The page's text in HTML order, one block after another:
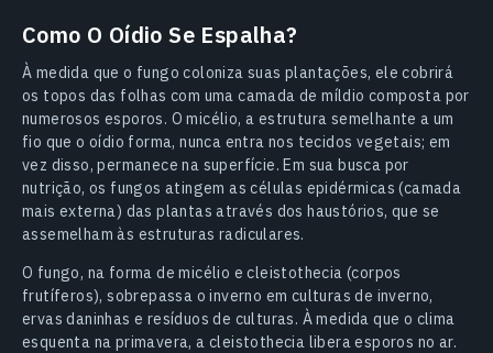
Como O Oídio Se Espalha?
À medida que o fungo coloniza suas plantações, ele cobrirá
os topos das folhas com uma camada de míldio composta por
numerosos esporos. O micélio, a estrutura semelhante a um
fio que o oídio forma, nunca entra nos tecidos vegetais; em
vez disso, permanece na superfície. Em sua busca por
nutrição, os fungos atingem as células epidérmicas (camada
mais externa) das plantas através dos haustórios, que se
assemelham às estruturas radiculares.
O fungo, na forma de micélio e cleistothecia (corpos
frutíferos), sobrepassa o inverno em culturas de inverno,
ervas daninhas e resíduos de culturas. À medida que o clima
esquenta na primavera, a cleistothecia libera esporos no ar.